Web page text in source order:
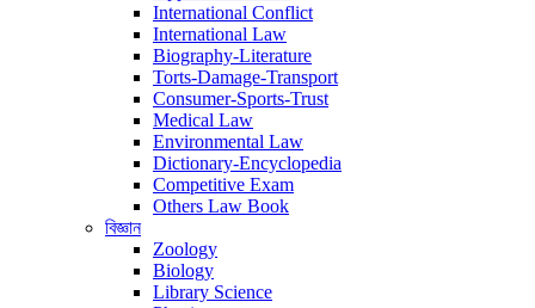
International Conflict
International Law
Biography-Literature
Torts-Damage-Transport
Consumer-Sports-Trust
Medical Law
Environmental Law
Dictionary-Encyclopedia
Competitive Exam
Others Law Book
বিজ্ঞান
Zoology
Biology
Library Science